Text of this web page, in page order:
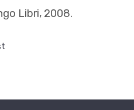
Libri, 2008.